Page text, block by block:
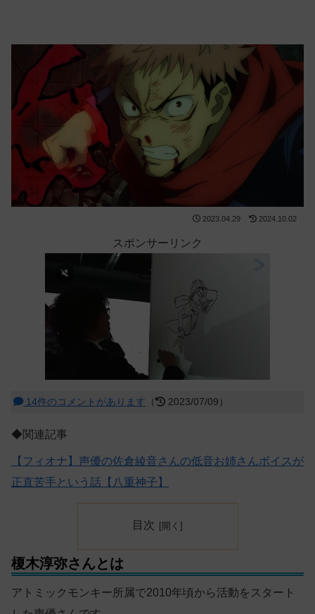
2023.04.29 2024.10.02
スポンサーリンク
14件のコメントがあります （ 2023/07/09）
◆関連記事
【フィオナ】声優の佐倉綾音さんの低音お姉さんボイスが
正直苦手という話【八重神子】
目次
榎木淳弥さんとは
アトミックモンキー所属で2010年頃から活動をスタート